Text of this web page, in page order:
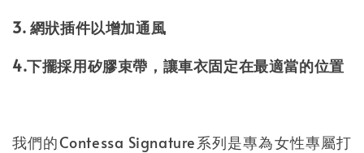
3. 網狀插件以增加通風
4.下擺採用矽膠束帶，讓車衣固定在最適當的位置
我們的Contessa Signature系列是專為女性專屬打